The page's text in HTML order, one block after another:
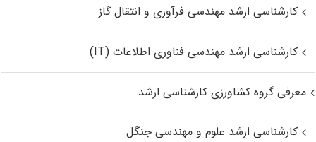
کارشناسی ارشد مهندسی فرآوری و انتقال گاز
کارشناسی ارشد مهندسی فناوری اطلاعات (IT)
معرفی گروه کشاورزی کارشناسی ارشد
کارشناسی ارشد علوم و مهندسی جنگل